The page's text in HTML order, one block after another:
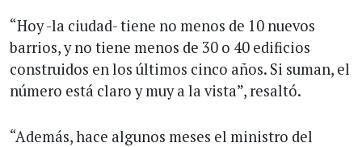
“Hoy -la ciudad- tiene no menos de 10 nuevos
barrios, y no tiene menos de 30 o 40 edificios
construidos en los últimos cinco años. Si suman, el
número está claro y muy a la vista”, resaltó.
“Además, hace algunos meses el ministro del